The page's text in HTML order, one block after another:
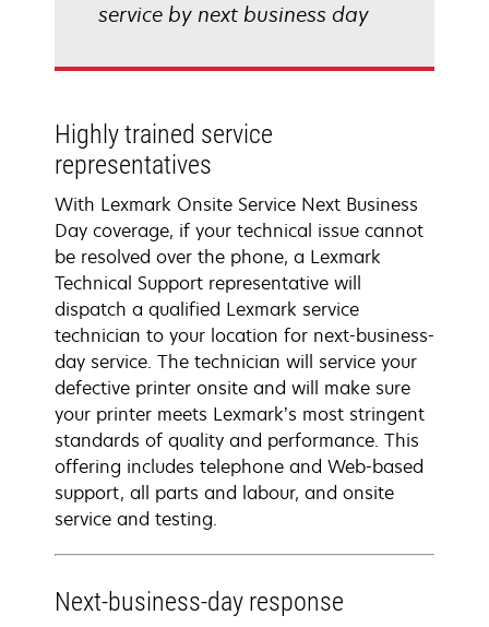
service by next business day
Highly trained service
representatives
With Lexmark Onsite Service Next Business
Day coverage, if your technical issue cannot
be resolved over the phone, a Lexmark
Technical Support representative will
dispatch a qualified Lexmark service
technician to your location for next-business-
day service. The technician will service your
defective printer onsite and will make sure
your printer meets Lexmark’s most stringent
standards of quality and performance. This
offering includes telephone and Web-based
support, all parts and labour, and onsite
service and testing.
Next-business-day response